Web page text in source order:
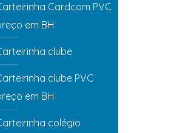
Cardcom PVC
em BH
clube
clube PVC
em BH
colégio